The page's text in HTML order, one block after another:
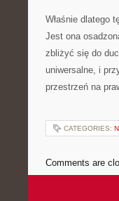
Właśnie dlatego
Jest ona
zbliżyć się do
uniwersalne, i
przestrzeń na
CATEGORIES:
Comments are